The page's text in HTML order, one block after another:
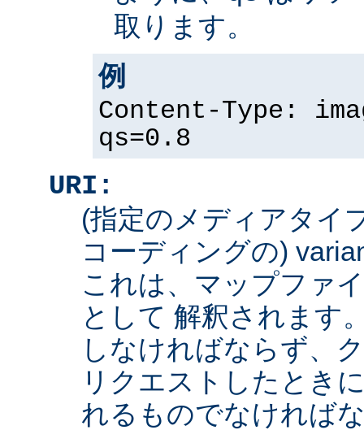
取ります。
例
Content-Type:
qs=0.8
URI:
(指定のメディアタイ
コーディングの)
これは、マップファ
として 解釈されます
しなければならず、
リクエストしたとき
れるものでなければ